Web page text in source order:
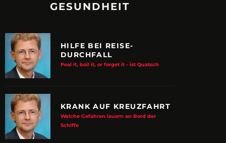
GESUNDHEIT
HILFE BEI REISE-
DURCHFALL
Peal it, boil it, or forget it - ist Quatsch
KRANK AUF KREUZFAHRT
Welche Gefahren lauern an Bord der
Schiffe